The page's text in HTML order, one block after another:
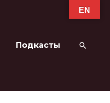
Подкасты Поиск
EN